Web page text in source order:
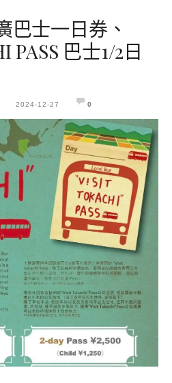
巴士一日券、
PASS 巴士1/2日
2024-12-27 0